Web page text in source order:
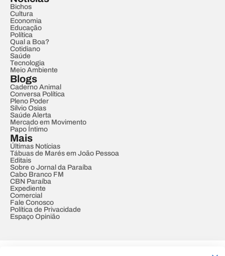
Bichos
Cultura
Economia
Educação
Política
Qual a Boa?
Cotidiano
Saúde
Tecnologia
Meio Ambiente
Blogs
Caderno Animal
Conversa Política
Pleno Poder
Sílvio Osias
Saúde Alerta
Mercado em Movimento
Papo Íntimo
Mais
Últimas Notícias
Tábuas de Marés em João Pessoa
Editais
Sobre o Jornal da Paraíba
Cabo Branco FM
CBN Paraíba
Expediente
Comercial
Fale Conosco
Política de Privacidade
Espaço Opinião